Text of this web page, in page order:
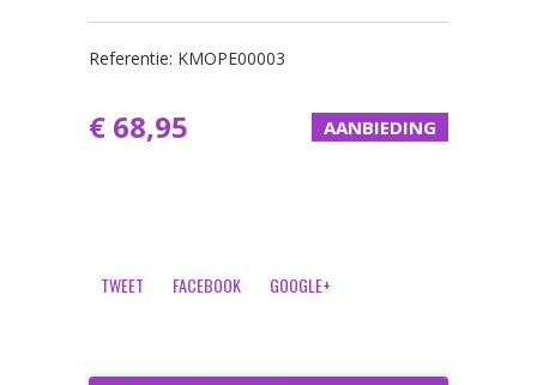
Referentie: KMOPE00003
€ 68,95 AANBIEDING
TWEET FACEBOOK GOOGLE+